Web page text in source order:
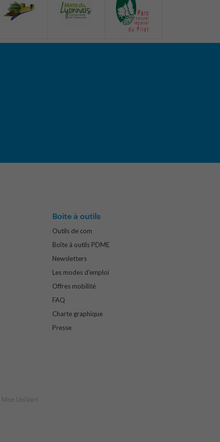
Boite à outils
Outils de com
Boîte à outils PDME
Newsletters
Les modes d'emploi
Offres mobilité
FAQ
Charte graphique
Presse
Mon UniVert